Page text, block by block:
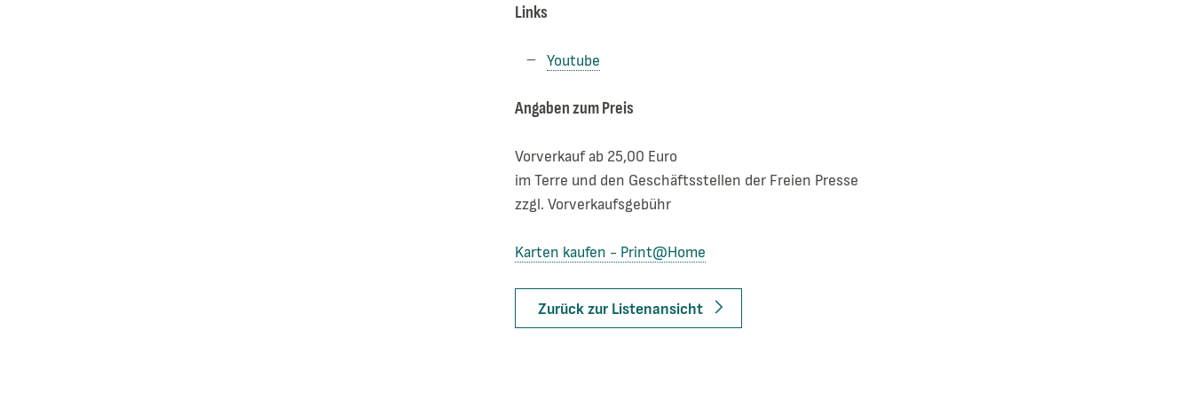
Links
Youtube
Angaben zum Preis
Vorverkauf ab 25,00 Euro
im Terre und den Geschäftsstellen der Freien Presse
zzgl. Vorverkaufsgebühr
Karten kaufen - Print@Home
Zurück zur Listenansicht